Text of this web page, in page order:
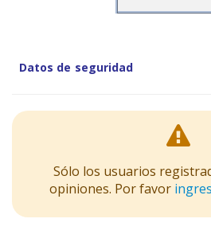
Datos de seguridad
Sólo los usuarios
opiniones. Por favor